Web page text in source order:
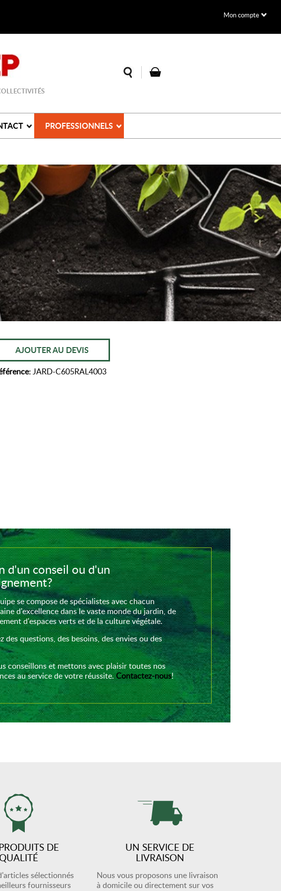
Mon compte
PROFESSIONNELS
AJOUTER AU DEVIS
JARD-C605RAL4003
d'un conseil ou d'un
se compose de spécialistes avec chacun
d'excellence dans le vaste monde du jardin, de
d'espaces verts et de la culture végétale.
des questions, des besoins, des envies ou des
conseillons et mettons avec plaisir toutes nos
au service de votre réussite.Contactez-nous!
DE
QUALITÉ
sélectionnés
fournisseurs
UN SERVICE DE
LIVRAISON
Nous vous proposons une livraison
à domicile ou directement sur vos